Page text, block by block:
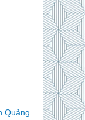
Quảng